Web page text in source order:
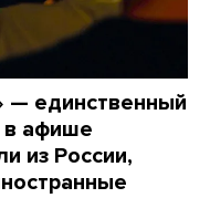
— единственный
в афише
из России,